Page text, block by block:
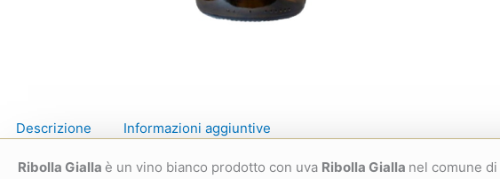
Descrizione Informazioni aggiuntive
Ribolla Gialla è un vino bianco prodotto con uva Ribolla Gialla nel comune di